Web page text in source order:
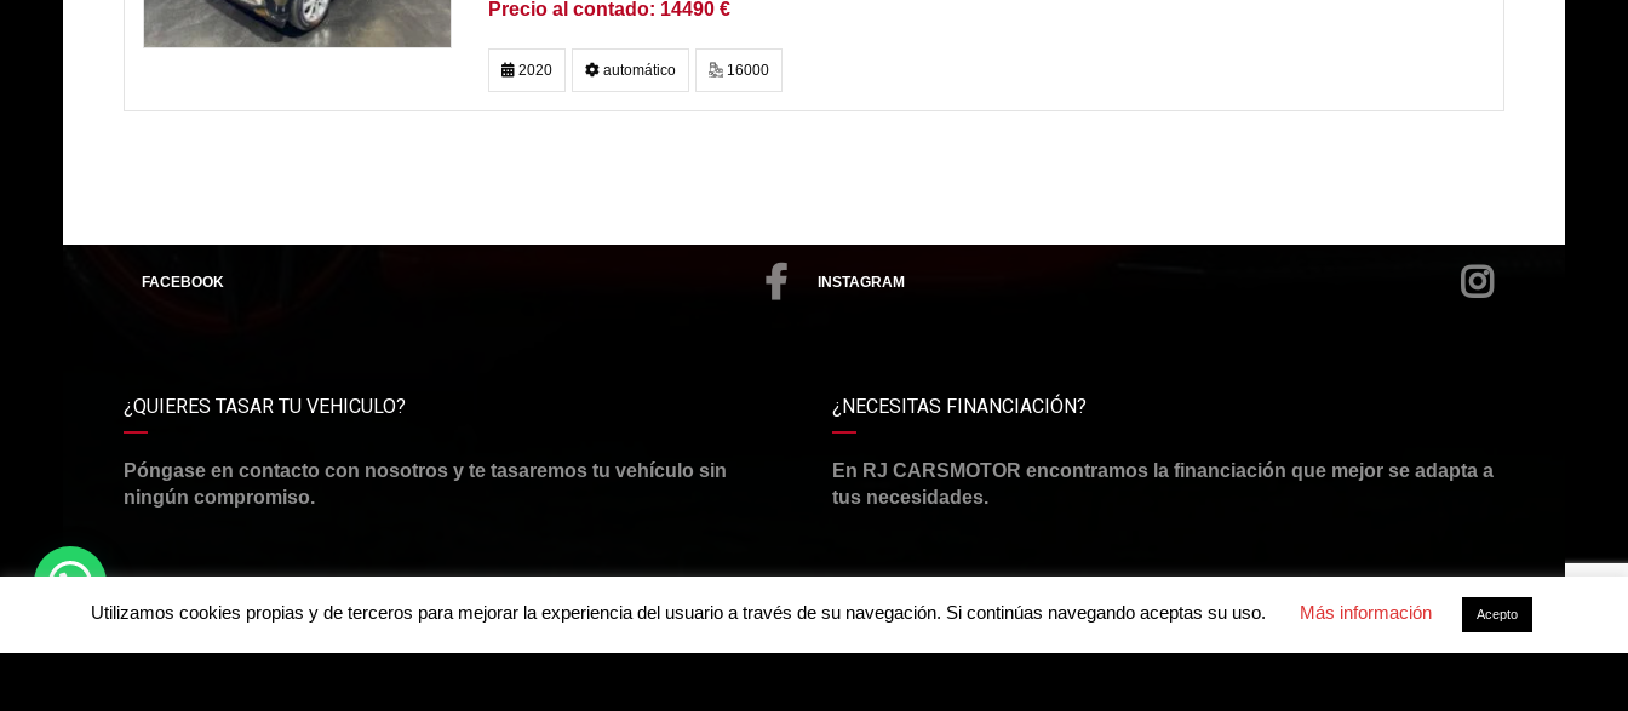
14490 €
2020 automático 16000
FACEBOOK INSTAGRAM
¿QUIERES TASAR TU VEHICULO?
Póngase en contacto con nosotros y te tasaremos tu vehículo sin
ningún compromiso.
¿NECESITAS FINANCIACIÓN?
En RJ CARSMOTOR encontramos la financiación que mejor se adapta a
tus necesidades.
Utilizamos cookies propias y de terceros para mejorar la experiencia del usuario a través de su navegación. Si continúas navegando aceptas su uso. Más información Acepto